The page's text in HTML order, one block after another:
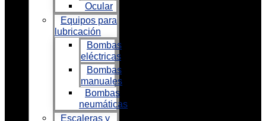
Ocular
Equipos para
lubricación
Bombas
eléctricas
Bombas
manuales
Bombas
neumáticas
Escaleras y